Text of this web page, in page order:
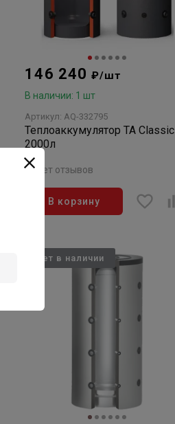
146 240₽/шт
В наличии: 1 шт
Артикул: AQ-332795
Теплоаккумулятор TA Classic
2000л
нет отзывов
В корзину
Нет в наличии